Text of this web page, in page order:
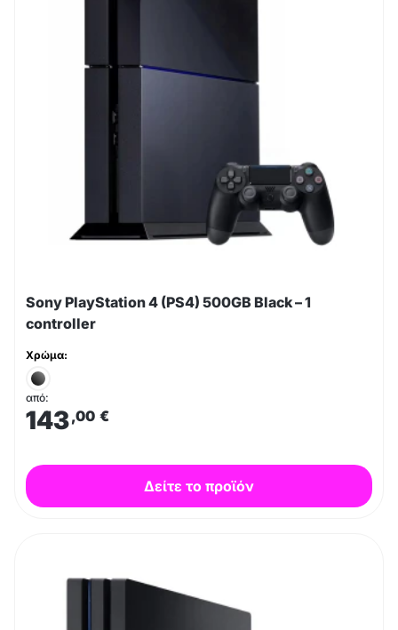
Sony PlayStation 4 (PS4) 500GB Black – 1
controller
Χρώμα:
από:
143,00 €
Δείτε το προϊόν